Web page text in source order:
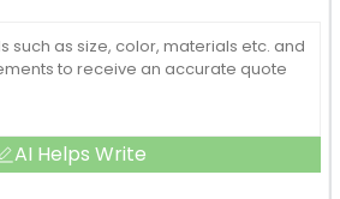
AI Helps Write